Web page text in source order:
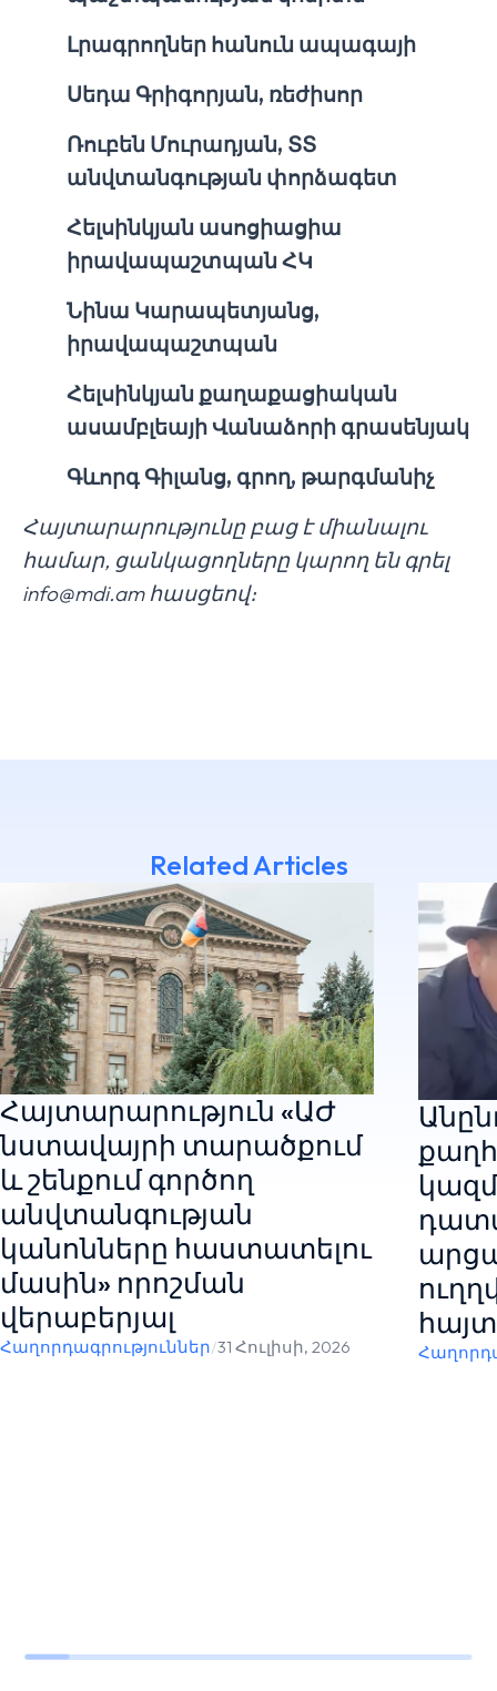
Լրագրողներ հանուն ապագայի
Սեդա Գրիգորյան, ռեժիսոր
Ռուբեն Մուրադյան, ՏՏ
անվտանգության փորձագետ
Հելսինկյան ասոցիացիա
իրավապաշտպան ՀԿ
Նինա Կարապետյանց,
իրավապաշտպան
Հելսինկյան քաղաքացիական
ասամբլեայի Վանաձորի գրասենյակ
Գևորգ Գիլանց, գրող, թարգմանիչ
Հայտարարությունը բաց է միանալու
համար, ցանկացողները կարող են գրել
info@mdi.amհասցեով։
Related Articles
Հայտարարություն «ԱԺ
նստավայրի տարածքում
և շենքում գործող
անվտանգության
կանոնները հաստատելու
մասին» որոշման
վերաբերյալ
Հաղորդագրություններ/31 Հուլիսի, 2026